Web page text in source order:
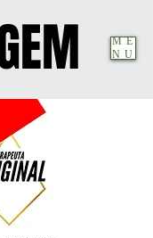
ME
NU